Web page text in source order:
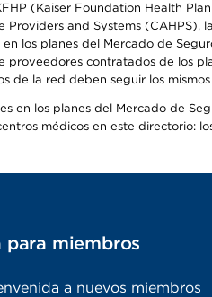
(Kaiser Foundation Health
and Systems (CAHPS),
los planes del Mercado de
contratados de los
de la red deben seguir los
en los planes del Mercado de
médicos en este directorio:
para miembros
a nuevos miembros